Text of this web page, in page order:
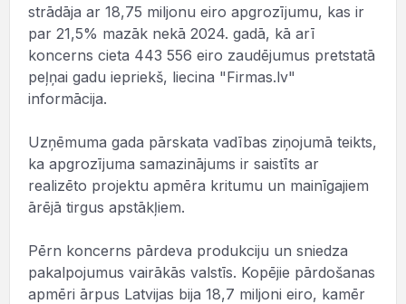
strādāja ar 18,75 miljonu eiro apgrozījumu, kas ir
par 21,5% mazāk nekā 2024. gadā, kā arī
koncerns cieta 443 556 eiro zaudējumus pretstatā
peļņai gadu iepriekš, liecina "Firmas.lv"
informācija.
Uzņēmuma gada pārskata vadības ziņojumā teikts,
ka apgrozījuma samazinājums ir saistīts ar
realizēto projektu apmēra kritumu un mainīgajiem
ārējā tirgus apstākļiem.
Pērn koncerns pārdeva produkciju un sniedza
pakalpojumus vairākās valstīs. Kopējie pārdošanas
apmēri ārpus Latvijas bija 18,7 miljoni eiro, kamēr